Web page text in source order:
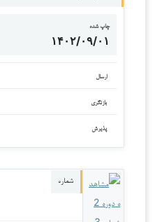
چاپ شده
۱۴۰۲/۰۹/۰۱
ارسال
بازنگری
پذیرش
شماره